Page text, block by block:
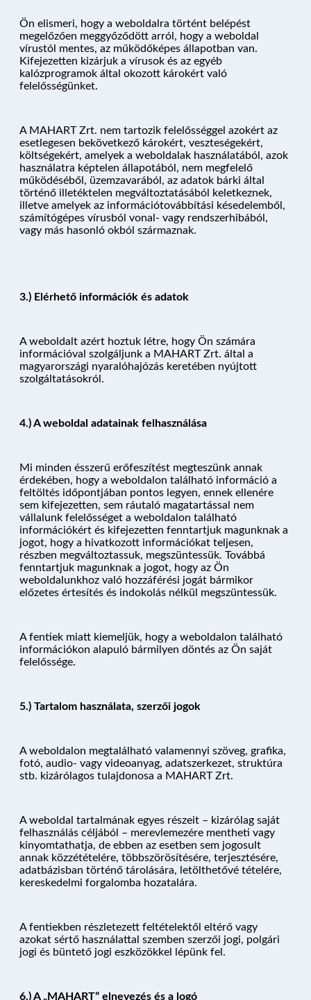
Ön elismeri, hogy a weboldalra történt belépést
megelőzően meggyőződött arról, hogy a weboldal
vírustól mentes, az működőképes állapotban van.
Kifejezetten kizárjuk a vírusok és az egyéb
kalózprogramok által okozott károkért való
felelősségünket.
A MAHART Zrt. nem tartozik felelősséggel azokért az
esetlegesen bekövetkező károkért, veszteségekért,
költségekért, amelyek a weboldalak használatából, azok
használatra képtelen állapotából, nem megfelelő
működéséből, üzemzavarából, az adatok bárki által
történő illetéktelen megváltoztatásából keletkeznek,
illetve amelyek az információtovábbítási késedelemből,
számítógépes vírusból vonal- vagy rendszerhibából,
vagy más hasonló okból származnak.
3.) Elérhető információk és adatok
A weboldalt azért hoztuk létre, hogy Ön számára
információval szolgáljunk a MAHART Zrt. által a
magyarországi nyaralóhajózás keretében nyújtott
szolgáltatásokról.
4.) A weboldal adatainak felhasználása
Mi minden ésszerű erőfeszítést megteszünk annak
érdekében, hogy a weboldalon található információ a
feltöltés időpontjában pontos legyen, ennek ellenére
sem kifejezetten, sem ráutaló magatartással nem
vállalunk felelősséget a weboldalon található
információkért és kifejezetten fenntartjuk magunknak a
jogot, hogy a hivatkozott információkat teljesen,
részben megváltoztassuk, megszüntessük. Továbbá
fenntartjuk magunknak a jogot, hogy az Ön
weboldalunkhoz való hozzáférési jogát bármikor
előzetes értesítés és indokolás nélkül megszüntessük.
A fentiek miatt kiemeljük, hogy a weboldalon található
információkon alapuló bármilyen döntés az Ön saját
felelőssége.
5.) Tartalom használata, szerzői jogok
A weboldalon megtalálható valamennyi szöveg, grafika,
fotó, audio- vagy videoanyag, adatszerkezet, struktúra
stb. kizárólagos tulajdonosa a MAHART Zrt.
A weboldal tartalmának egyes részeit – kizárólag saját
felhasználás céljából – merevlemezére mentheti vagy
kinyomtathatja, de ebben az esetben sem jogosult
annak közzétételére, többszörösítésére, terjesztésére,
adatbázisban történő tárolására, letölthetővé tételére,
kereskedelmi forgalomba hozatalára.
A fentiekben részletezett feltételektől eltérő vagy
azokat sértő használattal szemben szerzői jogi, polgári
jogi és büntető jogi eszközökkel lépünk fel.
6.) A „MAHART” elnevezés és a logó